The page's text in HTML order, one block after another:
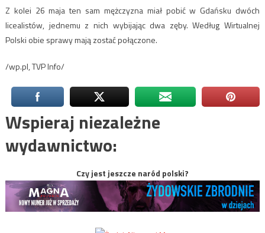
Z kolei 26 maja ten sam mężczyzna miał pobić w Gdańsku dwóch
licealistów, jednemu z nich wybijając dwa zęby. Według Wirtualnej
Polski obie sprawy mają zostać połączone.
/wp.pl, TVP Info/
Wspieraj niezależne
wydawnictwo:
Czy jest jeszcze naród polski?